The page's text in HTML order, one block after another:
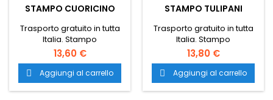
STAMPO CUORICINO
Trasporto gratuito in tutta
Italia. Stampo
cuoricino. stampo
professionale per
pasticceria. stampi nuovi
per pasticceria. stampo
professionale per dolci.
13,60 €
 Aggiungi al carrello
STAMPO TULIPANI
Trasporto gratuito in tutta
Italia. Stampo
tulipani. stampo
professionale per
pasticceria. stampi nuovi
per pasticceria. stampo
professionale per dolci.
13,80 €
 Aggiungi al carrello